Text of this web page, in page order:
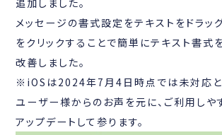
追加しました。
メッセージの書式設定をテキストをドラッ
をクリックすることで簡単にテキスト書式
改善しました。
※iOSは2024年7月4日時点では未対応と
ユーザー様からのお声を元に、ご利用しや
アップデートして参ります。